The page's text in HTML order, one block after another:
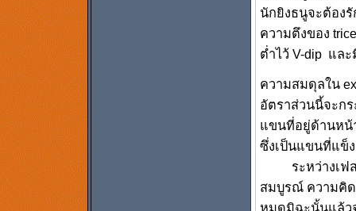
นักยิงธนูจะต้อง
ความตึงของ
ต่ำไว้ V-dip แล
ความสมดุลใน
อัตราส่วนนี้จะก
แขนที่อยู่ด้านหน้
ซึ่งเป็นแขนที่แข็ง
ระหว่างเฟสต้
สมบูรณ์ ความคิด
หมดมิฉะนั้นแล้ว